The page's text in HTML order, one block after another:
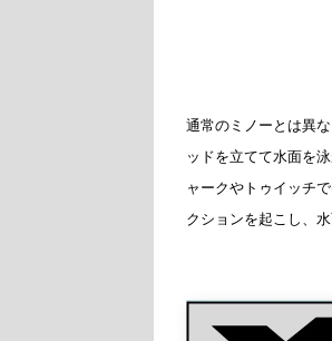
通常のミノーとは異
ッドを立てて水面を
ャークやトゥイッチ
クションを起こし、